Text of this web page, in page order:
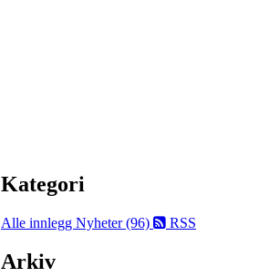
Kategori
Alle innlegg Nyheter (96) RSS
Arkiv